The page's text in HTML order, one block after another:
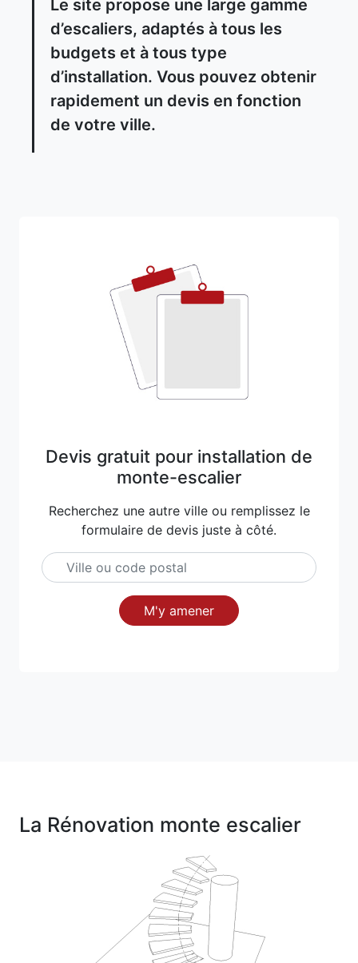
Le site propose une large gamme
d’escaliers, adaptés à tous les
budgets et à tous type
d’installation. Vous pouvez obtenir
rapidement un devis en fonction
de votre ville.
Devis gratuit pour installation de
monte-escalier
Recherchez une autre ville ou remplissez le
formulaire de devis juste à côté.
M'y amener
La Rénovation monte escalier